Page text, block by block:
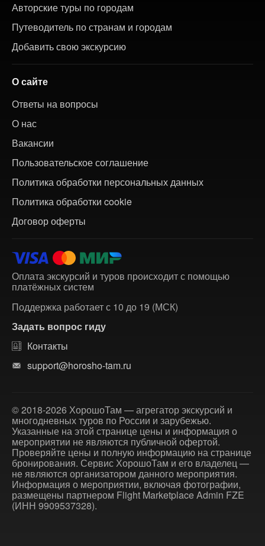
Авторские туры по городам
Путеводитель по странам и городам
Добавить свою экскурсию
О сайте
Ответы на вопросы
О нас
Вакансии
Пользовательское соглашение
Политика обработки персональных данных
Политика обработки cookie
Договор оферты
Оплата экскурсий и туров происходит с помощью
платёжных систем
Поддержка работает с 10 до 19 (МСК)
Задать вопрос гиду
Контакты
support@horosho-tam.ru
© 2018-2026 ХорошоТам — агрегатор экскурсий и
многодневных туров по России и зарубежью.
Указанные на этой странице цены и информация о
мероприятии не являются публичной офертой.
Проверяйте цены и полную информацию на странице
бронирования. Сервис ХорошоТам и его владелец —
не являются организатором данного мероприятия.
Информация о мероприятии, включая фотографии,
размещены партнером Flight Marketplace Admin FZE
(ИНН 9909537328).